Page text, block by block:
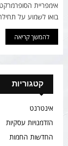
אימפריית
בואו לשמוע על
להמשך קריאה
קטגוריות
אינטרנט
הזדמנויות עסקיות
החדשות החמות